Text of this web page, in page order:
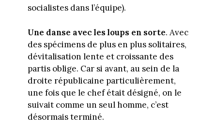
socialistes dans l’équipe).
Une danse avec les loups en sorte. Avec
des spécimens de plus en plus solitaires,
dévitalisation lente et croissante des
partis oblige. Car si avant, au sein de la
droite républicaine particulièrement,
une fois que le chef était désigné, on le
suivait comme un seul homme, c’est
désormais terminé.